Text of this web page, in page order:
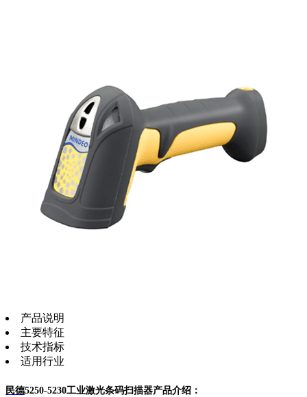
产品说明
主要特征
技术指标
适用行业
民德5250-5230工业激光条码扫描器产品介绍：